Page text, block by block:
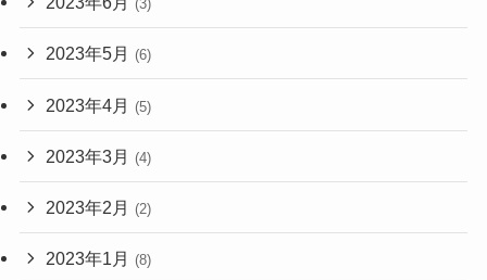
(3)
2023年5月 (6)
2023年4月 (5)
2023年3月 (4)
2023年2月 (2)
2023年1月 (8)